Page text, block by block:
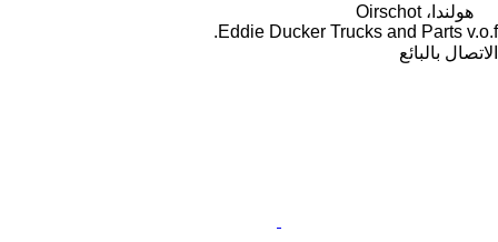
هولندا، Oirschot
Eddie Ducker Trucks and Parts v.o.f.
الاتصال بالبائع